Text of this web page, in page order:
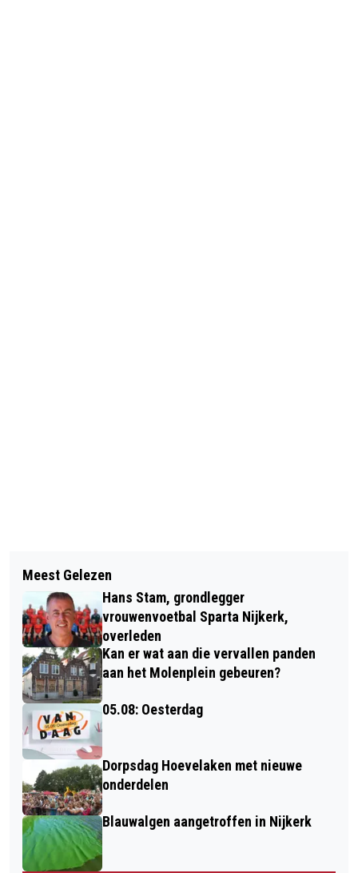
WONINGMARKT IN ONZE REGIO
RUSTIGER, MAAR KRAPTE BLIJFT
L. WALET & ZONEN BLIJFT
VERNIEUWEN: NIEUWE MATERIALEN
VOOR TUIN EN ERF
Meest Gelezen
Hans Stam, grondlegger
vrouwenvoetbal Sparta Nijkerk,
overleden
Kan er wat aan die vervallen panden
aan het Molenplein gebeuren?
05.08: Oesterdag
Dorpsdag Hoevelaken met nieuwe
onderdelen
Blauwalgen aangetroffen in Nijkerk